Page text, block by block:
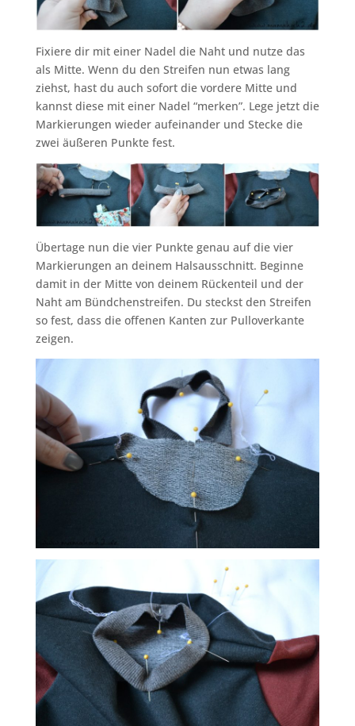
Fixiere dir mit einer Nadel die Naht und nutze das
als Mitte. Wenn du den Streifen nun etwas lang
ziehst, hast du auch sofort die vordere Mitte und
kannst diese mit einer Nadel “merken”. Lege jetzt die
Markierungen wieder aufeinander und Stecke die
zwei äußeren Punkte fest.
Übertage nun die vier Punkte genau auf die vier
Markierungen an deinem Halsausschnitt. Beginne
damit in der Mitte von deinem Rückenteil und der
Naht am Bündchenstreifen. Du steckst den Streifen
so fest, dass die offenen Kanten zur Pulloverkante
zeigen.